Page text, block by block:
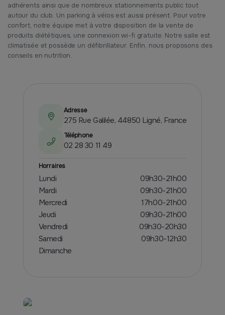
adhérents ainsi que de nombreux stationnements public tout
autour du club. Un parking à vélos est aussi présent. Pour votre
confort, notre équipe met à votre disposition de la vente de
produits diététiques, une connexion wi-fi gratuite. Notre salle est
climatisée et possède un défibrillateur. Enfin, nous proposons des
conseils en nutrition.
Adresse
275 Rue Galilée, 44850 Ligné, France
Téléphone
02 28 30 11 49
Horraires
Lundi
09h30-21h00
Mardi
09h30-21h00
Mercredi
17h00-21h00
Jeudi
09h30-21h00
Vendredi
09h30-20h30
Samedi
09h30-12h30
Dimanche